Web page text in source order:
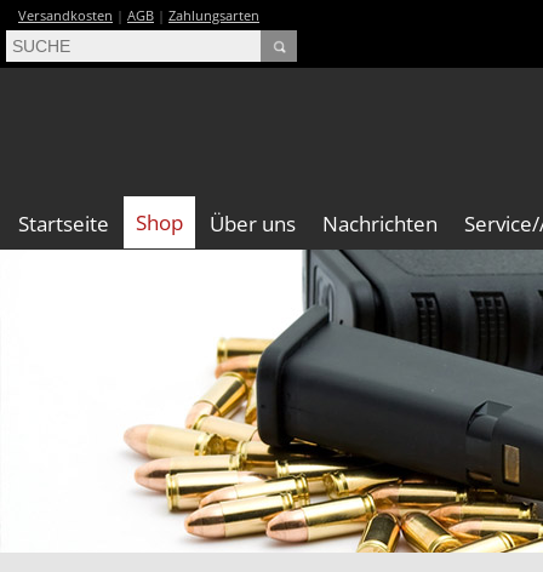
Versandkosten | AGB | Zahlungsarten
Startseite Shop Über uns Nachrichten